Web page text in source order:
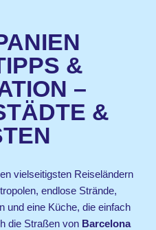
&
–
&
vielseitigsten Reiseländern
endlose Strände,
und eine Küche, die einfach
die Straßen von Barcelona